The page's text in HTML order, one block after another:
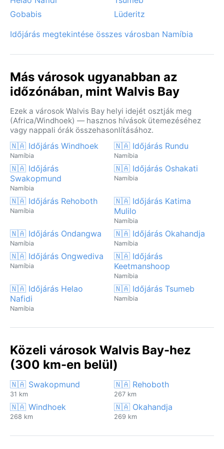
Gobabis
Lüderitz
Időjárás megtekintése összes városban Namíbia
Más városok ugyanabban az
időzónában, mint Walvis Bay
Ezek a városok Walvis Bay helyi idejét osztják meg
(Africa/Windhoek) — hasznos hívások ütemezéséhez
vagy nappali órák összehasonlításához.
🇳🇦 Időjárás Windhoek
Namíbia
🇳🇦 Időjárás Rundu
Namíbia
🇳🇦 Időjárás
Swakopmund
Namíbia
🇳🇦 Időjárás Oshakati
Namíbia
🇳🇦 Időjárás Rehoboth
Namíbia
🇳🇦 Időjárás Katima
Mulilo
Namíbia
🇳🇦 Időjárás Ondangwa
Namíbia
🇳🇦 Időjárás Okahandja
Namíbia
🇳🇦 Időjárás Ongwediva
Namíbia
🇳🇦 Időjárás
Keetmanshoop
Namíbia
🇳🇦 Időjárás Helao
Nafidi
Namíbia
🇳🇦 Időjárás Tsumeb
Namíbia
Közeli városok Walvis Bay-hez
(300 km-en belül)
🇳🇦 Swakopmund
31 km
🇳🇦 Rehoboth
267 km
🇳🇦 Windhoek
268 km
🇳🇦 Okahandja
269 km